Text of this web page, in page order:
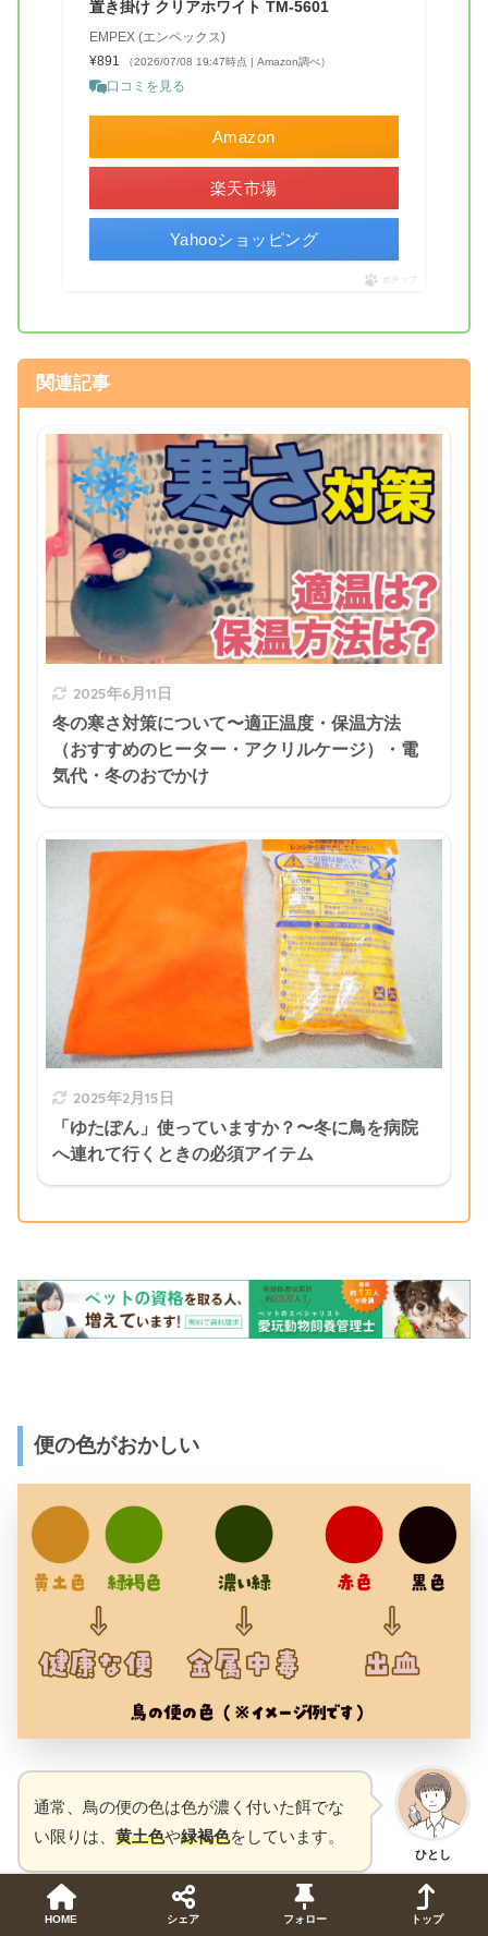
置き掛け クリアホワイト TM-5601
EMPEX (エンペックス)
¥891
（2026/07/08 19:47時点 | Amazon調べ）
口コミを見る
Amazon
楽天市場
Yahooショッピング
ポチップ
関連記事
2025年6月11日
冬の寒さ対策について〜適正温度・保温方法
（おすすめのヒーター・アクリルケージ）・電
気代・冬のおでかけ
2025年2月15日
「ゆたぽん」使っていますか？〜冬に鳥を病院
へ連れて行くときの必須アイテム
便の色がおかしい
ひとし
通常、鳥の便の色は色が濃く付いた餌でな
い限りは、 黄土色や緑褐色をしています。
濃い緑色だと金属中毒を発症していたり、 出血をしている
HOME シェア フォロー トップ